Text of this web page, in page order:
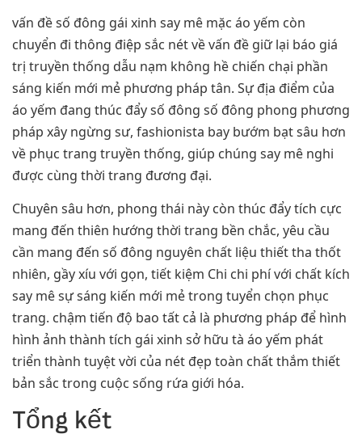
vấn đề số đông gái xinh say mê mặc áo yếm còn
chuyển đi thông điệp sắc nét về vấn đề giữ lại báo giá
trị truyền thống dẫu nạm không hề chiến chại phần
sáng kiến mới mẻ phương pháp tân. Sự địa điểm của
áo yếm đang thúc đẩy số đông số đông phong phương
pháp xây ngừng sư, fashionista bay bướm bạt sâu hơn
về phục trang truyền thống, giúp chúng say mê nghi
được cùng thời trang đương đại.
Chuyên sâu hơn, phong thái này còn thúc đẩy tích cực
mang đến thiên hướng thời trang bền chắc, yêu cầu
cần mang đến số đông nguyên chất liệu thiết tha thốt
nhiên, gầy xíu với gọn, tiết kiệm Chi chi phí với chất kích
say mê sự sáng kiến mới mẻ trong tuyển chọn phục
trang. chậm tiến độ bao tất cả là phương pháp để hình
hình ảnh thành tích gái xinh sở hữu tà áo yếm phát
triển thành tuyệt vời của nét đẹp toàn chất thắm thiết
bản sắc trong cuộc sống rứa giới hóa.
Tổng kết